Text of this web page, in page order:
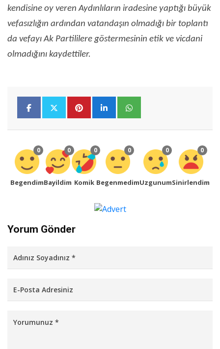
kendisine oy veren Aydınlıların iradesine yaptığı büyük
vefasızlığın ardından vatandaşın olmadığı bir toplantı
da vefayı Ak Partililere göstermesinin etik ve vicdani
olmadığını kaydettiler.
0
Begendim
0
Bayildim
0
Komik
0
Begenmedim
0
Uzgunum
0
Sinirlendim
Yorum Gönder